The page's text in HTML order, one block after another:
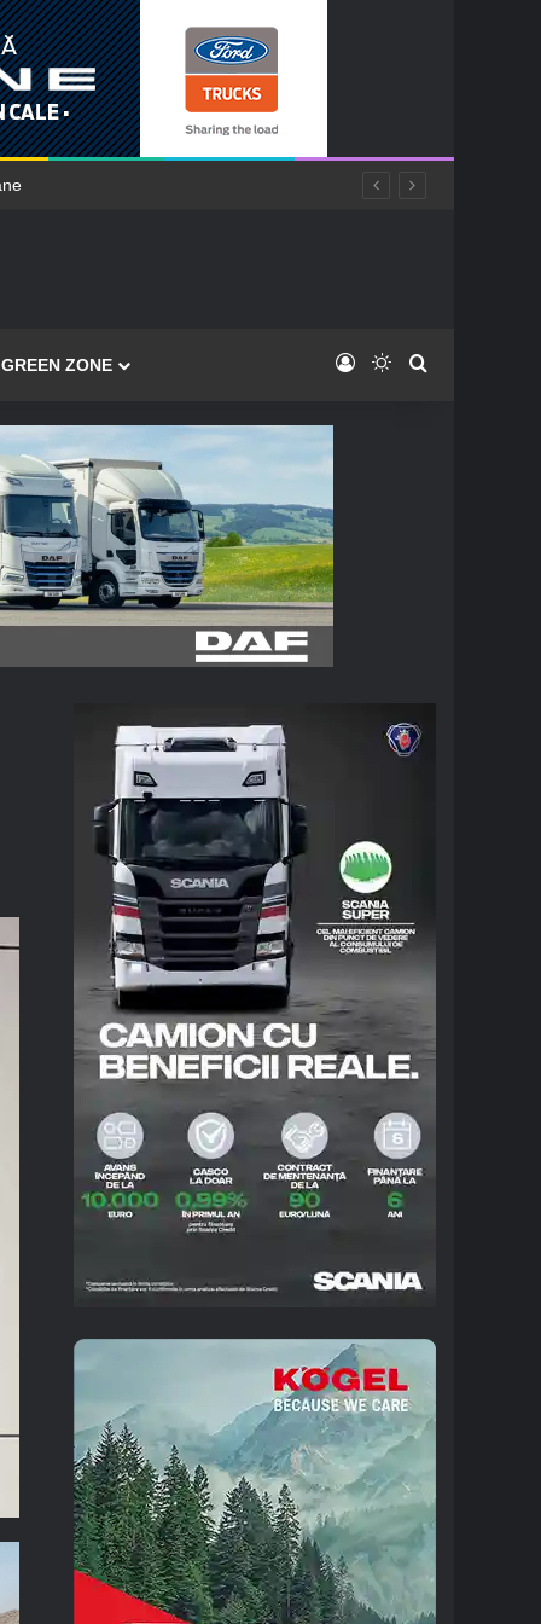
GREEN ZONE Log InSwitch skin